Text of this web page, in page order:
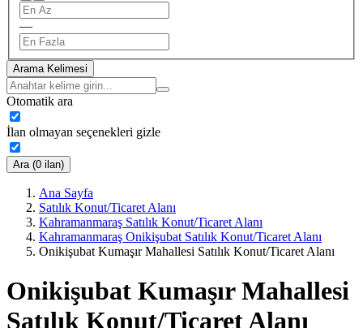
—
Arama Kelimesi
Otomatik ara
İlan olmayan seçenekleri gizle
Ara (0 ilan)
Ana Sayfa
Satılık Konut/Ticaret Alanı
Kahramanmaraş Satılık Konut/Ticaret Alanı
Kahramanmaraş Onikişubat Satılık Konut/Ticaret Alanı
Onikişubat Kumaşır Mahallesi Satılık Konut/Ticaret Alanı
Onikişubat Kumaşır Mahallesi
Satılık Konut/Ticaret Alanı